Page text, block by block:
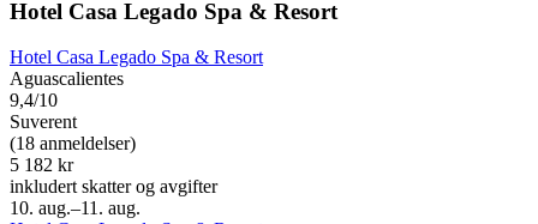
Hotel Casa Legado Spa & Resort
Hotel Casa Legado Spa & Resort
Aguascalientes
9,4/10
Suverent
(18 anmeldelser)
5 182 kr
inkludert skatter og avgifter
10. aug.–11. aug.